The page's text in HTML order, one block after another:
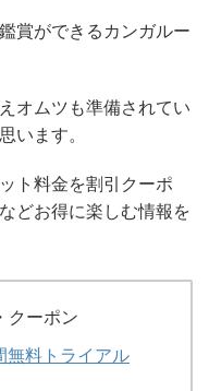
賞ができるカンガルー
オムツも準備されてい
います。
ト料金を割引クーポ
どお得に楽しむ情報を
クーポン
無料トライアル